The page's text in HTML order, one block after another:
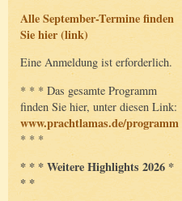
Alle September-Termine finden
Sie hier (link)
Eine Anmeldung ist erforderlich.
* * * Das gesamte Programm
finden Sie hier, unter diesen Link:
www.prachtlamas.de/programm
* * *
* * * Weitere Highlights 2026 *
* *